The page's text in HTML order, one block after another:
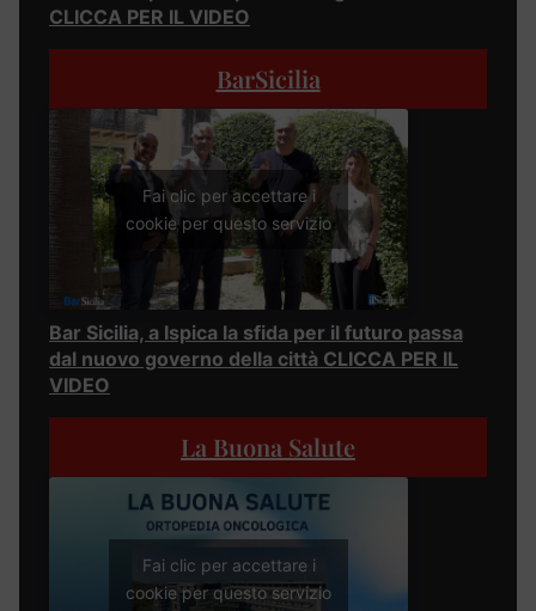
CLICCA PER IL VIDEO
BarSicilia
Fai clic per accettare i
cookie per questo servizio
Bar Sicilia, a Ispica la sfida per il futuro passa
dal nuovo governo della città CLICCA PER IL
VIDEO
La Buona Salute
Fai clic per accettare i
cookie per questo servizio